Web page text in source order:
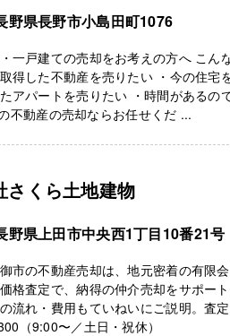
野県長野市小島田町1076
一戸建ての売却をお考えの方へ こん
得した不動産を売りたい ・今の住宅
アパートを売りたい ・時間があるの
動産の売却ならお任せくだ ...
さくら土地建物
野県上田市中央西1丁目10番21号
市の不動産売却は、地元密着の有限
格査定で、納得の仲介売却をサポー
流れ・費用もていねいにご説明。査
（9:00〜／土日・祝休）